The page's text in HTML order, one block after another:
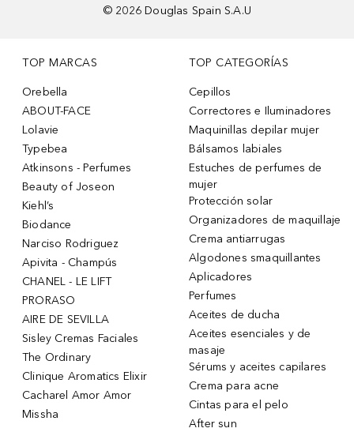
© 2026 Douglas Spain S.A.U
TOP MARCAS
Orebella
ABOUT-FACE
Lolavie
Typebea
Atkinsons - Perfumes
Beauty of Joseon
Kiehl’s
Biodance
Narciso Rodriguez
Apivita - Champús
CHANEL - LE LIFT
PRORASO
AIRE DE SEVILLA
Sisley Cremas Faciales
The Ordinary
Clinique Aromatics Elixir
Cacharel Amor Amor
Missha
TOP CATEGORÍAS
Cepillos
Correctores e Iluminadores
Maquinillas depilar mujer
Bálsamos labiales
Estuches de perfumes de
mujer
Protección solar
Organizadores de maquillaje
Crema antiarrugas
Algodones smaquillantes
Aplicadores
Perfumes
Aceites de ducha
Aceites esenciales y de
masaje
Sérums y aceites capilares
Crema para acne
Cintas para el pelo
After sun